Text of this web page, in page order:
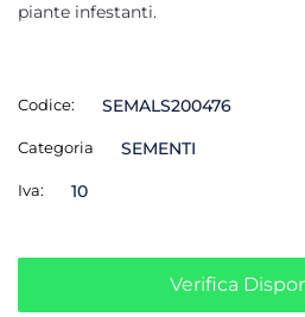
piante infestanti.
Codice: SEMALS200476
Categoria SEMENTI
Iva: 10
Verifica